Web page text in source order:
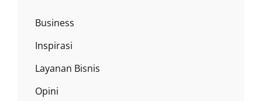
Business
Inspirasi
Layanan Bisnis
Opini